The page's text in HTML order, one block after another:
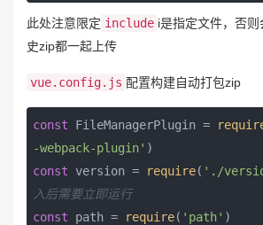
此处注意限定 include i是指定文件，否
史zip都一起上传
vue.config.js 配置构建自动打包zip
const FileManagerPlugin =
-webpack-plugin'
const version = require( './
入后需要立即运行
const path = require( 'path'